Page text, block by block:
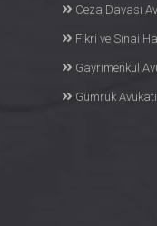
Ceza Davası
Fikri ve Sınai
Gümrük Avukatı